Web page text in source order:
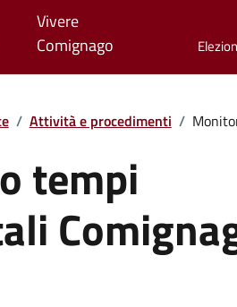
Vivere
Comignago
/ Attività e procedimenti /
tempi